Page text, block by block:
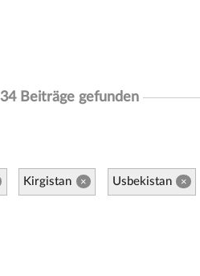
34 Beiträge gefunden
Kirgistan × Usbekistan ×